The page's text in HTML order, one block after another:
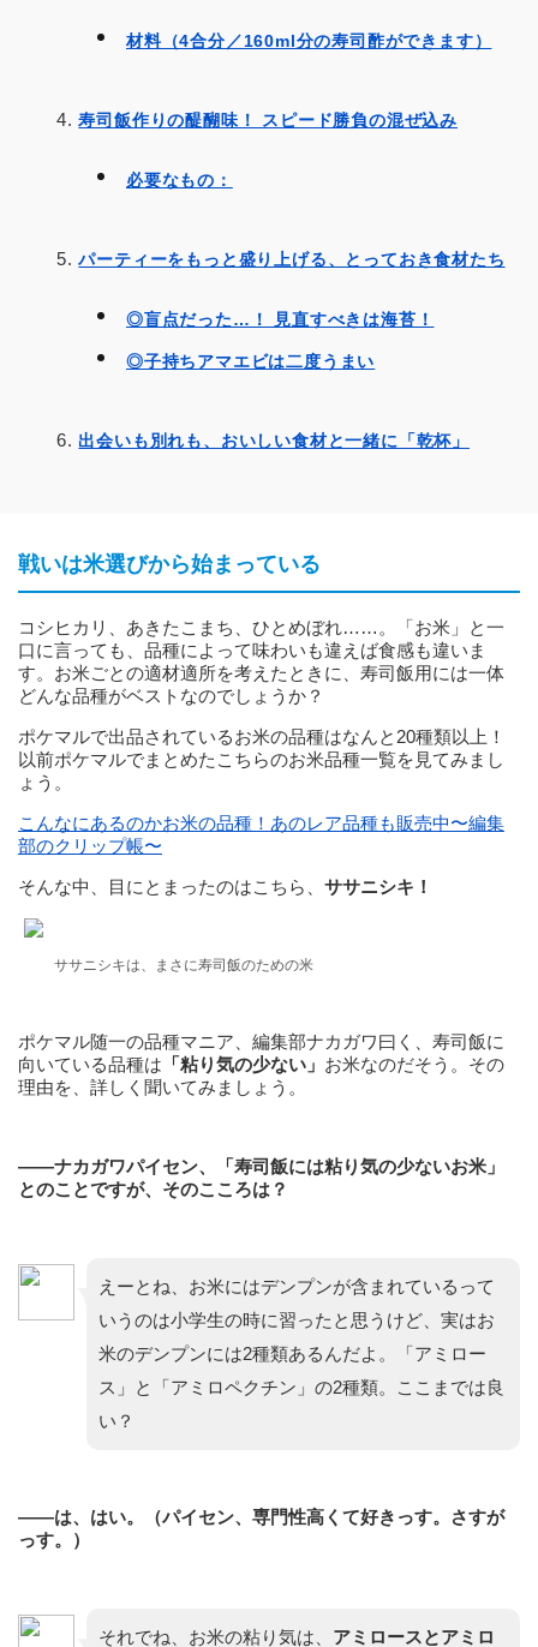
材料（4合分／160ml分の寿司酢ができます）
寿司飯作りの醍醐味！ スピード勝負の混ぜ込み
必要なもの：
パーティーをもっと盛り上げる、とっておき食材たち
◎盲点だった…！ 見直すべきは海苔！
◎子持ちアマエビは二度うまい
出会いも別れも、おいしい食材と一緒に「乾杯」
戦いは米選びから始まっている
コシヒカリ、あきたこまち、ひとめぼれ……。「お米」と一
口に言っても、品種によって味わいも違えば食感も違いま
す。お米ごとの適材適所を考えたときに、寿司飯用には一体
どんな品種がベストなのでしょうか？
ポケマルで出品されているお米の品種はなんと20種類以上！
以前ポケマルでまとめたこちらのお米品種一覧を見てみまし
ょう。
こんなにあるのかお米の品種！あのレア品種も販売中〜編集
部のクリップ帳〜
そんな中、目にとまったのはこちら、 ササニシキ！
ササニシキは、まさに寿司飯のための米
ポケマル随一の品種マニア、編集部ナカガワ曰く、寿司飯に
向いている品種は 「粘り気の少ない」 お米なのだそう。その
理由を、詳しく聞いてみましょう。
——ナカガワパイセン、「寿司飯には粘り気の少ないお米」
とのことですが、そのこころは？
えーとね、お米にはデンプンが含まれているって
いうのは小学生の時に習ったと思うけど、実はお
米のデンプンには2種類あるんだよ。「アミロー
ス」と「アミロペクチン」の2種類。ここまでは良
い？
——は、はい。（パイセン、専門性高くて好きっす。さすが
っす。）
それでね、お米の粘り気は、 アミロースとアミロ